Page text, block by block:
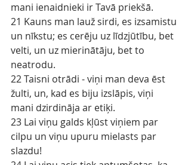
mani ienaidnieki ir Tavā priekšā.
21 Kauns man lauž sirdi, es izsamistu
un nīkstu; es cerēju uz līdzjūtību, bet
velti, un uz mierinātāju, bet to
neatrodu.
22 Taisni otrādi - viņi man deva ēst
žulti, un, kad es biju izslāpis, viņi
mani dzirdināja ar etiķi.
23 Lai viņu galds kļūst viņiem par
cilpu un viņu upuru mielasts par
slazdu!